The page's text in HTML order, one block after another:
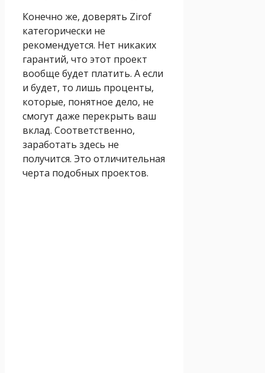
Конечно же, доверять Zirof
категорически не
рекомендуется. Нет никаких
гарантий, что этот проект
вообще будет платить. А если
и будет, то лишь проценты,
которые, понятное дело, не
смогут даже перекрыть ваш
вклад. Соответственно,
заработать здесь не
получится. Это отличительная
черта подобных проектов.